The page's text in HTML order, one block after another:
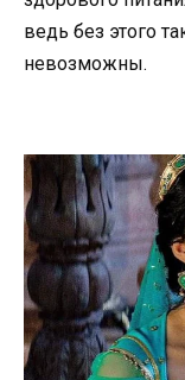
ведь без этого
невозможны.